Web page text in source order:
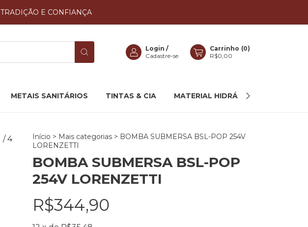
E CONFIANÇA
Login /
Cadastre-se
Carrinho (0)
R$0,00
METAIS SANITÁRIOS TINTAS & CIA MATERIAL HIDRÁULICO
/4 Início > Mais categorias > BOMBA SUBMERSA BSL-POP 254V
LORENZETTI
BOMBA SUBMERSA BSL-POP
254V LORENZETTI
R$344,90